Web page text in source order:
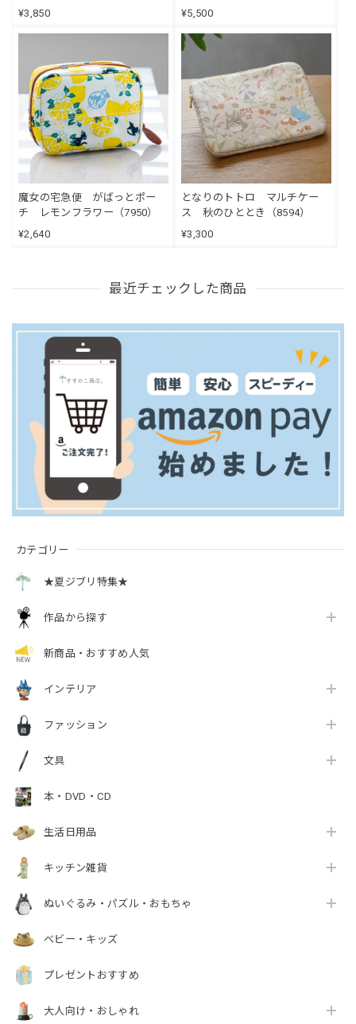
カテゴリー
★夏ジブリ特集★
作品から探す
新商品・おすすめ人気
インテリア
ファッション
文具
本・DVD・CD
生活日用品
キッチン雑貨
ぬいぐるみ・パズル・おもちゃ
ベビー・キッズ
プレゼントおすすめ
大人向け・おしゃれ
¥3,850 ¥5,500
魔女の宅急便 がばっとポー
チ レモンフラワー（7950）
¥2,640
となりのトトロ マルチケー
ス 秋のひととき（8594）
¥3,300
最近チェックした商品